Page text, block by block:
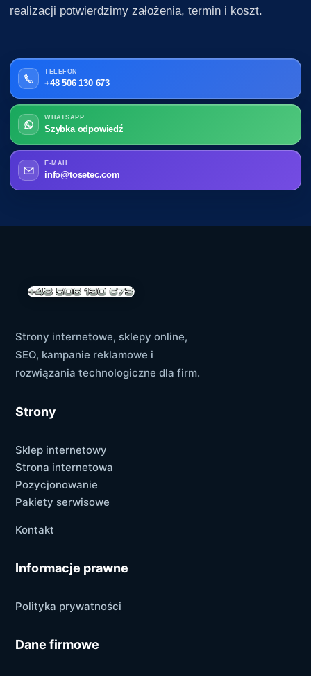
realizacji potwierdzimy założenia, termin i koszt.
TELEFON
+48 506 130 673
WHATSAPP
Szybka odpowiedź
E-MAIL
info@tosetec.com
Strony internetowe, sklepy online,
SEO, kampanie reklamowe i
rozwiązania technologiczne dla firm.
Strony
Sklep internetowy
Strona internetowa
Pozycjonowanie
Pakiety serwisowe
Kontakt
Informacje prawne
Polityka prywatności
Dane firmowe